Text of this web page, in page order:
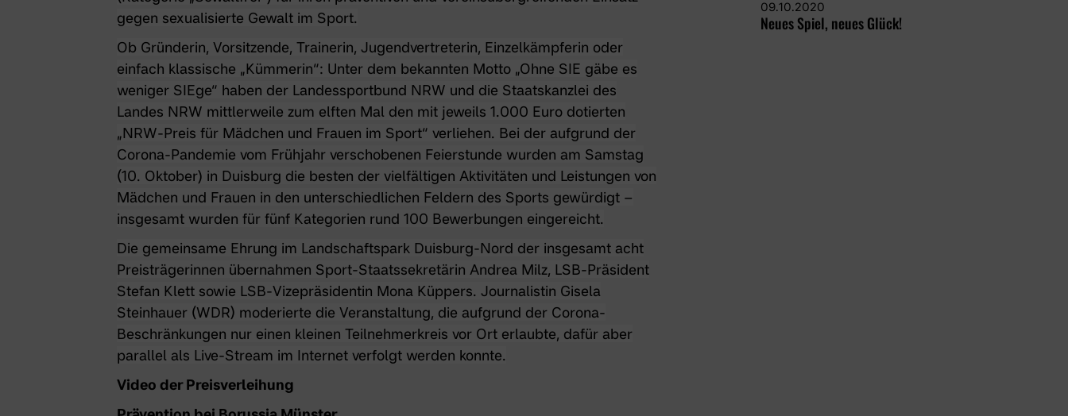
gegen sexualisierte Gewalt im Sport.
Ob Gründerin, Vorsitzende, Trainerin, Jugendvertreterin, Einzelkämpferin oder
einfach klassische „Kümmerin“: Unter dem bekannten Motto „Ohne SIE gäbe es
weniger SIEge“ haben der Landessportbund NRW und die Staatskanzlei des
Landes NRW mittlerweile zum elften Mal den mit jeweils 1.000 Euro dotierten
„NRW-Preis für Mädchen und Frauen im Sport“ verliehen. Bei der aufgrund der
Corona-Pandemie vom Frühjahr verschobenen Feierstunde wurden am Samstag
(10. Oktober) in Duisburg die besten der vielfältigen Aktivitäten und Leistungen von
Mädchen und Frauen in den unterschiedlichen Feldern des Sports gewürdigt –
insgesamt wurden für fünf Kategorien rund 100 Bewerbungen eingereicht.
Die gemeinsame Ehrung im Landschaftspark Duisburg-Nord der insgesamt acht
Preisträgerinnen übernahmen Sport-Staatssekretärin Andrea Milz, LSB-Präsident
Stefan Klett sowie LSB-Vizepräsidentin Mona Küppers. Journalistin Gisela
Steinhauer (WDR) moderierte die Veranstaltung, die aufgrund der Corona-
Beschränkungen nur einen kleinen Teilnehmerkreis vor Ort erlaubte, dafür aber
parallel als Live-Stream im Internet verfolgt werden konnte.
Video der Preisverleihung
09.10.2020
Neues Spiel, neues Glück!